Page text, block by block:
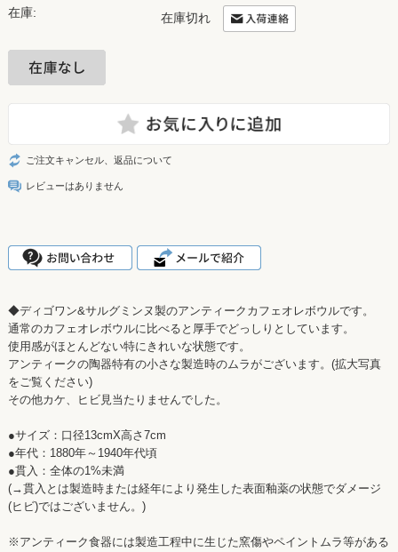
在庫: 在庫切れ
ご注文キャンセル、返品について
レビューはありません
◆ディゴワン&サルグミンヌ製のアンティークカフェオレボウルです。
通常のカフェオレボウルに比べると厚手でどっしりとしています。
使用感がほとんどない特にきれいな状態です。
アンティークの陶器特有の小さな製造時のムラがございます。(拡大写真
をご覧ください)
その他カケ、ヒビ見当たりませんでした。
●サイズ：口径13cmX高さ7cm
●年代：1880年～1940年代頃
●貫入：全体の1%未満
(→貫入とは製造時または経年により発生した表面釉薬の状態でダメージ
(ヒビ)ではございません。)
※アンティーク食器には製造工程中に生じた窯傷やペイントムラ等がある